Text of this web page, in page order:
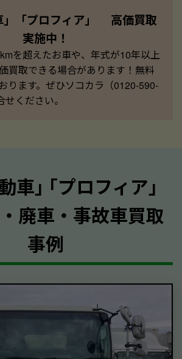
」「プロフィア」 高価買取
実施中！
を超えたお車や、年式が10年以上
買取できる場合があります！無料
ります。ぜひソコカラ（0120-590-
ください。
車｣ ｢プロフィア｣
廃車・事故車買取
事例